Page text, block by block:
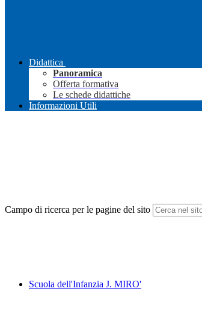
Didattica
Panoramica
Offerta formativa
Le schede didattiche
Informazioni Utili
Campo di ricerca per le pagine del sito
Scuola dell'Infanzia J. MIRO'